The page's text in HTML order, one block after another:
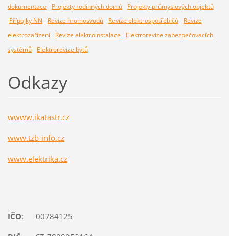
dokumentace
Projekty rodinných domů
Projekty průmyslových objektů
Přípojky NN
Revize hromosvodů Revize elektrospotřebičů
Revize
elektrozařízení
Revize elektroinstalace
Elektrorevize zabezpečovacích
systémů
Elektrorevize bytů
Odkazy
wwww.ikatastr.cz
www.tzb-info.cz
www.elektrika.cz
IČO: 00784125